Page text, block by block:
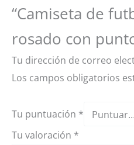
“Camiseta de
rosado con
Tu dirección de correo
Los campos obligatorios
Tu puntuación *
Tu valoración *